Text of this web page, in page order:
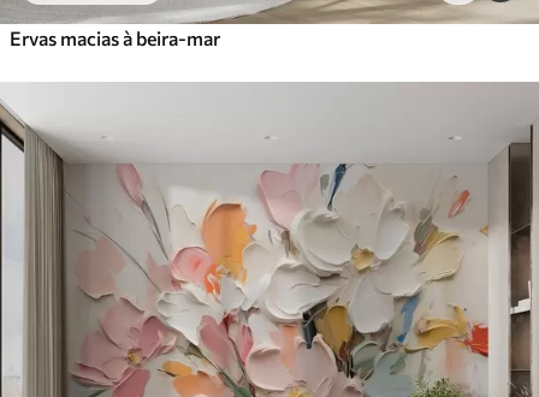
Ervas macias à beira-mar